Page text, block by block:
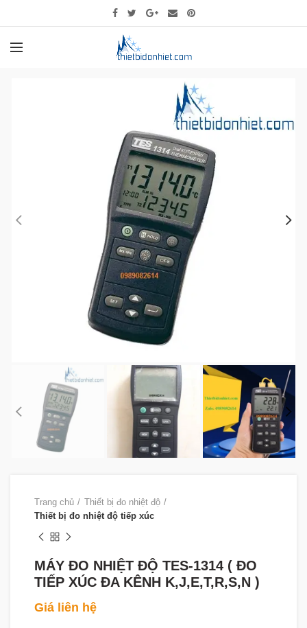
Trang chủ
Thiết bị đo nhiệt độ
Thiết bị đo nhiệt độ tiếp xúc
MÁY ĐO NHIỆT ĐỘ TES-1314 ( ĐO
TIẾP XÚC ĐA KÊNH K,J,E,T,R,S,N )
Giá liên hệ